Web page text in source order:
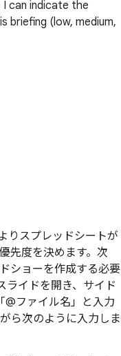
can indicate the
briefing (low, medium,
りスプレッドシートが
先度を決めます。次
ショーを作成する必要
ライドを開き、サイド
@ファイル名」と入力
ら次のように入力しま